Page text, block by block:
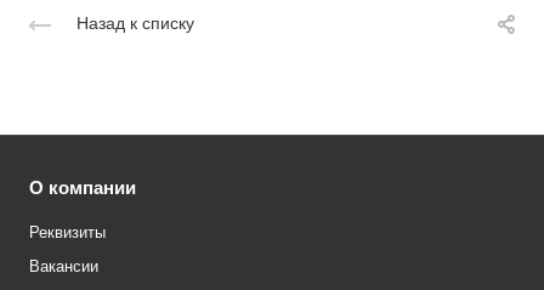
Назад к списку
О компании
Реквизиты
Вакансии